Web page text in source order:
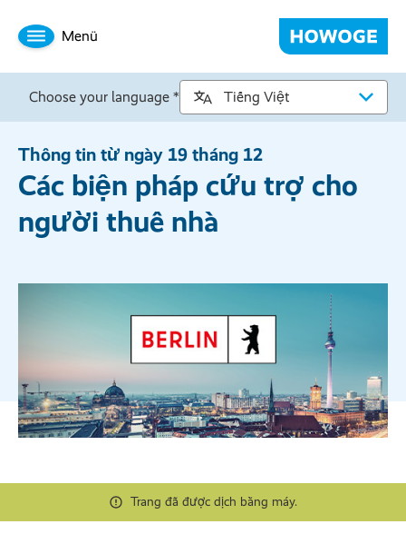
Menü
Choose your language *
Thông tin từ ngày 19 tháng 12
Các biện pháp cứu trợ cho
người thuê nhà
Trang đã được dịch bằng máy.